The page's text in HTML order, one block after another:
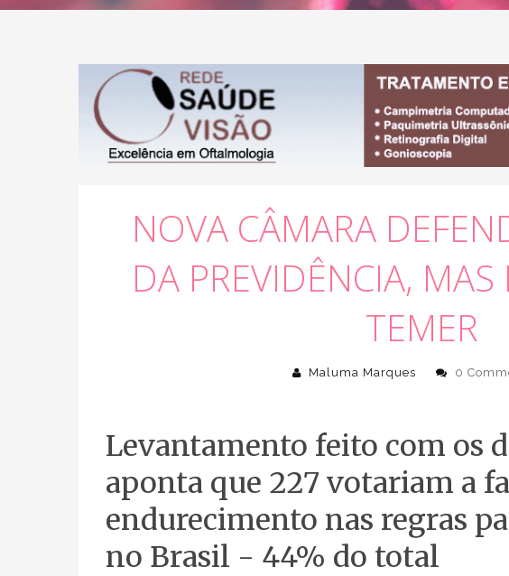
NOVA CÂMARA
DA PREVIDÊNCIA, MAS
TEMER
Maluma Marques 0
Levantamento feito com os
aponta que 227 votariam a
endurecimento nas regras
no Brasil - 44% do total